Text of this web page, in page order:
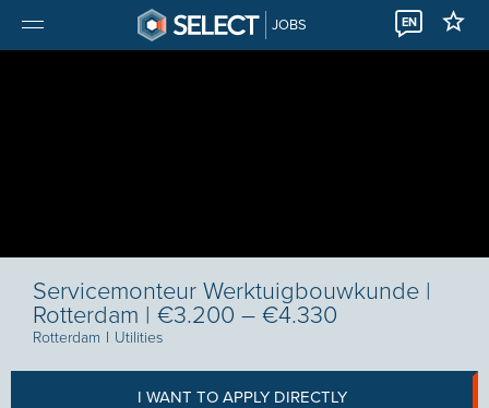
JOBS EN
Servicemonteur Werktuigbouwkunde |
Rotterdam | €3.200 – €4.330
Rotterdam I Utilities
I WANT TO APPLY DIRECTLY